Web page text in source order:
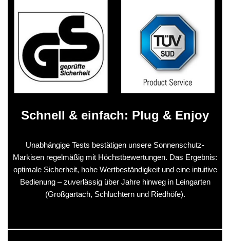
Schnell & einfach: Plug & Enjoy
Unabhängige Tests bestätigen unsere Sonnenschutz-
Markisen regelmäßig mit Höchstbewertungen. Das Ergebnis:
optimale Sicherheit, hohe Wertbeständigkeit und eine intuitive
Bedienung – zuverlässig über Jahre hinweg in Leingarten
(Großgartach, Schluchtern und Riedhöfe).